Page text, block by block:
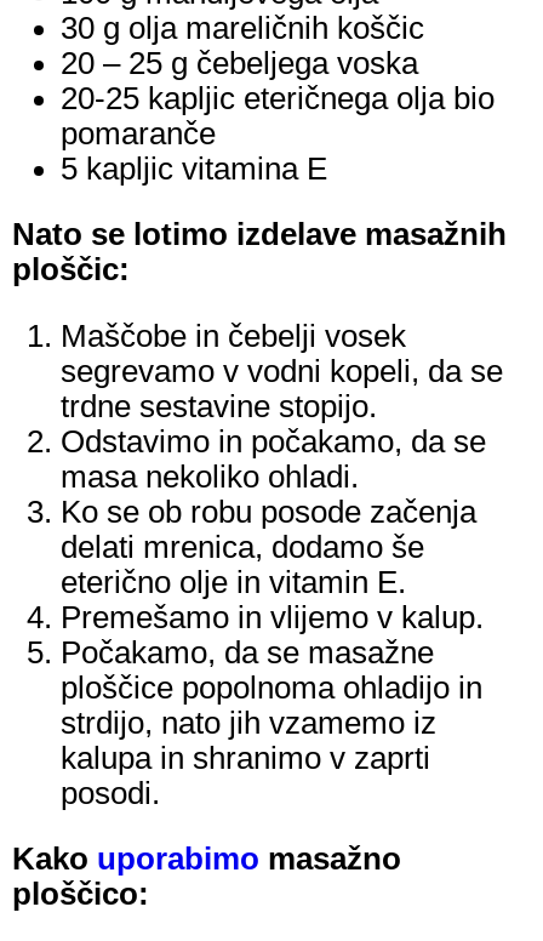
30 g olja mareličnih koščic
20 – 25 g čebeljega voska
20-25 kapljic eteričnega olja bio
pomaranče
5 kapljic vitamina E
Nato se lotimo izdelave masažnih
ploščic:
Maščobe in čebelji vosek
segrevamo v vodni kopeli, da se
trdne sestavine stopijo.
Odstavimo in počakamo, da se
masa nekoliko ohladi.
Ko se ob robu posode začenja
delati mrenica, dodamo še
eterično olje in vitamin E.
Premešamo in vlijemo v kalup.
Počakamo, da se masažne
ploščice popolnoma ohladijo in
strdijo, nato jih vzamemo iz
kalupa in shranimo v zaprti
posodi.
Kako uporabimo masažno
ploščico: